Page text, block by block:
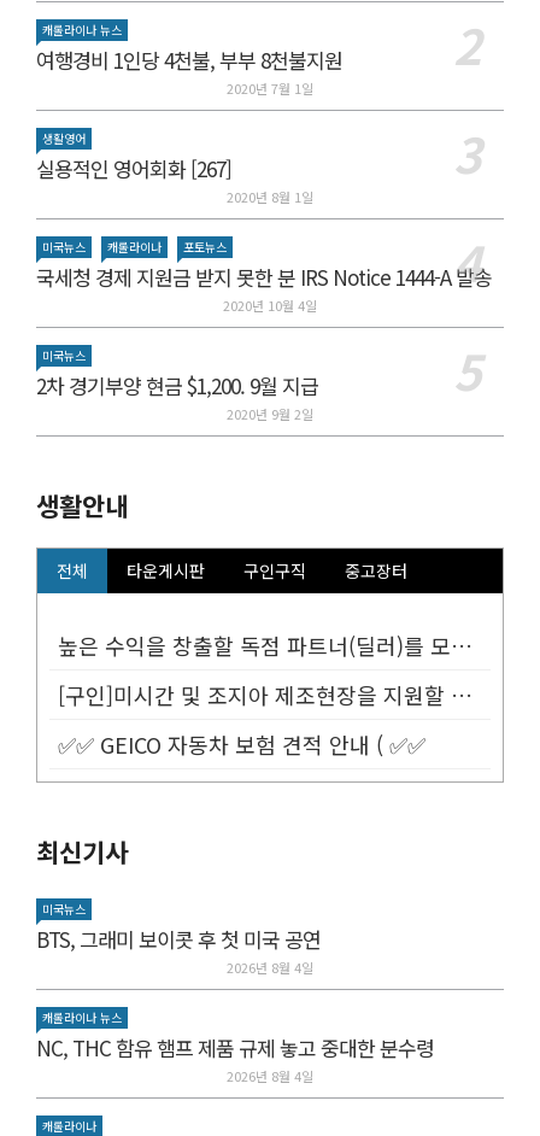
캐롤라이나 뉴스
여행경비 1인당 4천불, 부부 8천불지원
2020년 7월 1일
생활영어
실용적인 영어회화 [267]
2020년 8월 1일
미국뉴스 캐롤라이나 포토뉴스
국세청 경제 지원금 받지 못한 분 IRS Notice 1444-A 발송
2020년 10월 4일
미국뉴스
2차 경기부양 현금 $1,200. 9월 지급
2020년 9월 2일
생활안내
전체 타운게시판 구인구직 중고장터
높은 수익을 창출할 독점 파트너(딜러)를 모십니다.
[구인]미시간 및 조지아 제조현장을 지원할 Customer Service...
✅✅ GEICO 자동차 보험 견적 안내 ( ✅✅
최신기사
미국뉴스
BTS, 그래미 보이콧 후 첫 미국 공연
2026년 8월 4일
캐롤라이나 뉴스
NC, THC 함유 햄프 제품 규제 놓고 중대한 분수령
2026년 8월 4일
캐롤라이나